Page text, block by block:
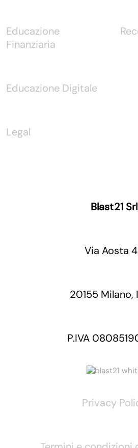
Educazione
Finanziaria
Educazione Digitale
Legal
Blast21 Srl
Via Aosta
20155 Milano,
P.IVA
Privacy